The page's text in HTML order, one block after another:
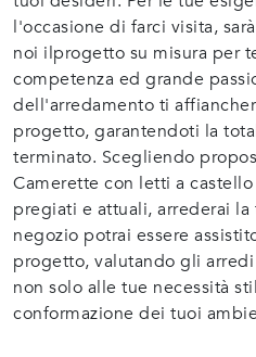
l'occasione di farci visita,
noi ilprogetto su misura per
competenza ed grande
dell'arredamento ti
progetto, garantendoti la
terminato. Scegliendo
Camerette con letti a
pregiati e attuali, arrederai la
negozio potrai essere
progetto, valutando gli
non solo alle tue necessità
conformazione dei tuoi